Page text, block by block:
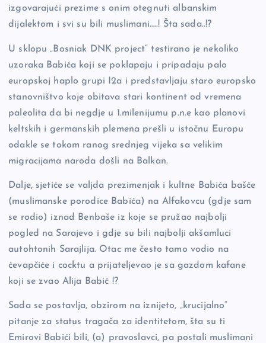
izgovarajući prezime s onim otegnuti albanskim
dijalektom i svi su bili muslimani…..! Šta sada..!?
U sklopu „Bosniak DNK project“ testirano je nekoliko
uzoraka Babića koji se poklapaju i pripadaju palo
europskoj haplo grupi I2a i predstavljaju staro europsko
stanovništvo koje obitava stari kontinent od vremena
paleolita da bi negdje u 1.milenijumu p.n.e kao planovi
keltskih i germanskih plemena prešli u istočnu Europu
odakle se tokom ranog srednjeg vijeka sa velikim
migracijama naroda došli na Balkan.
Dalje, sjetiće se valjda prezimenjak i kultne Babića bašće
(muslimanske porodice Babića) na Alfakovcu (gdje sam
se rodio) iznad Benbaše iz koje se pružao najbolji
pogled na Sarajevo i gdje su bili najbolji akšamluci
autohtonih Sarajlija. Otac me često tamo vodio na
ćevapčiće i cocktu a prijateljevao je sa gazdom kafane
koji se zvao Alija Babić !?
Sada se postavlja, obzirom na iznijeto, „krucijalno“
pitanje za status tragača za identitetom, šta su ti
Emirovi Babići bili, (a) pravoslavci, pa postali muslimani